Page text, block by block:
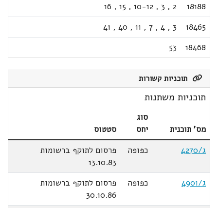
18188
2
,
3
,
10-12
,
15
,
16
18465
3
,
4
,
7
,
11
,
40
,
41
18468
53
תוכניות קשורות
תוכניות משתנות
מס' תוכנית
סוג
יחס
סטטוס
ג/4270
כפופה
פרסום לתוקף ברשומות
13.10.83
ג/4901
כפופה
פרסום לתוקף ברשומות
30.10.86